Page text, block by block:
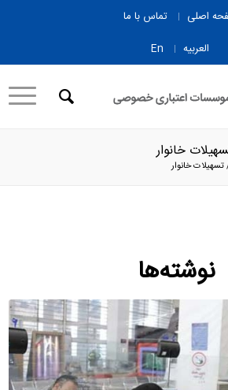
اصلی
تماس با ما
العربیه
En
خانوار
تسهیلات خانوار
نوشته‌ها